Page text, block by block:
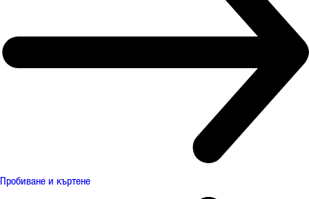
Пробиване и къртене